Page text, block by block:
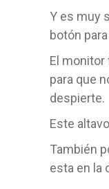
Y es muy
botón
El monitor
para que
despierte.
Este
También
esta en la